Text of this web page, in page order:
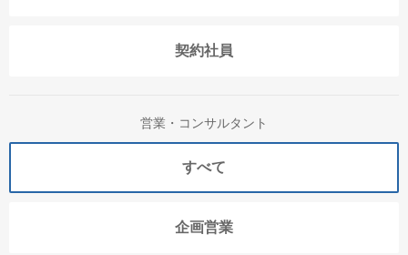
契約社員
営業・コンサルタント
すべて
企画営業